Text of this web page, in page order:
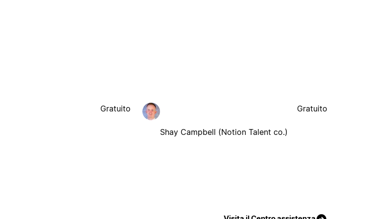
Gratuito
Shay Campbell (Notion Talent co.)
Gratuito